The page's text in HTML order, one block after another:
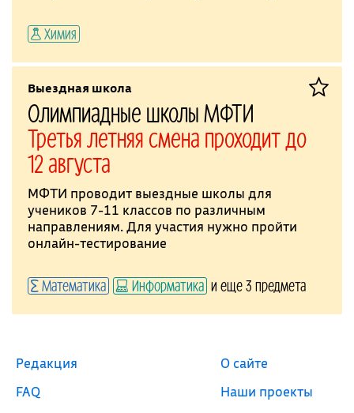
Химия
Выездная школа
Олимпиадные школы МФТИ
Третья летняя смена проходит до
12 августа
МФТИ проводит выездные школы для
учеников 7-11 классов по различным
направлениям. Для участия нужно пройти
онлайн-тестирование
Математика Информатика и еще 3 предмета
Редакция
FAQ
О сайте
Наши проекты